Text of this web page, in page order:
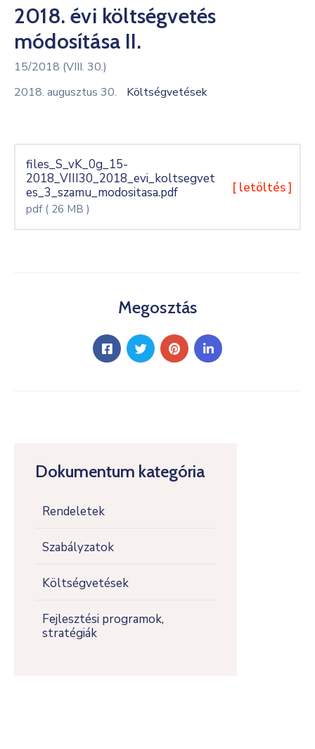
Kultúra
Keresés
Dokumentum kategória
Rendeletek
Szabályzatok
Költségvetések
Fejlesztési programok,
stratégiák
2018. évi költségvetés
módosítása II.
15/2018 (VIII. 30.)
2018. augusztus 30.
Költségvetések
files_S_vK_0g_15-
2018_VIII30_2018_evi_koltsegvet
es_3_szamu_modositasa.pdf
pdf ( 26 MB )
[ letöltés ]
Megosztás